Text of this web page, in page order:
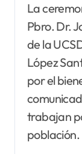
La
Pbro. Dr.
de la
López
por el
trabajan
población.